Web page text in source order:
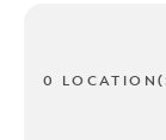
0